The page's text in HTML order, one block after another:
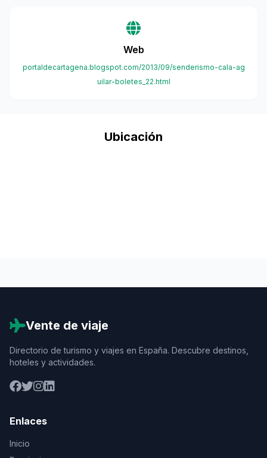
Web
portaldecartagena.blogspot.com/2013/09/senderismo-cala-ag
uilar-boletes_22.html
Ubicación
Vente de viaje
Directorio de turismo y viajes en España. Descubre destinos,
hoteles y actividades.
Enlaces
Inicio